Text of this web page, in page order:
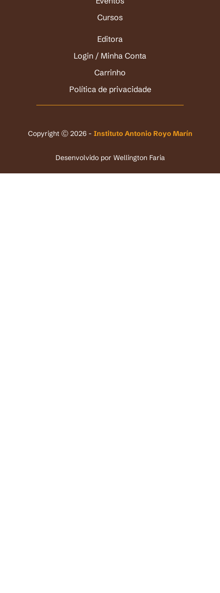
Cursos
Editora
Login / Minha Conta
Carrinho
Política de privacidade
Copyright Ⓒ 2026 - Instituto Antonio Royo Marín
Desenvolvido por Wellington Faria